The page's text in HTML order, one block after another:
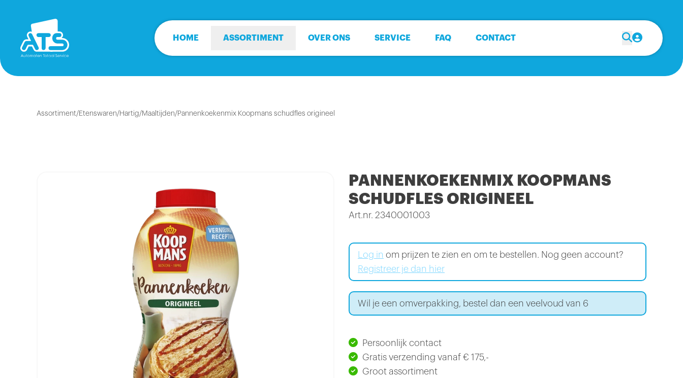
HOME ASSORTIMENT OVER ONS SERVICE FAQ CONTACT
Assortiment/Etenswaren/Hartig/Maaltijden/Pannenkoekenmix Koopmans schudfles origineel
PANNENKOEKENMIX KOOPMANS
SCHUDFLES ORIGINEEL
Art.nr. 2340001003
Log in om prijzen te zien en om te bestellen. Nog geen account?
Registreer je dan hier
Wil je een omverpakking, bestel dan een veelvoud van 6
Persoonlijk contact
Gratis verzending vanaf € 175,-
Groot assortiment